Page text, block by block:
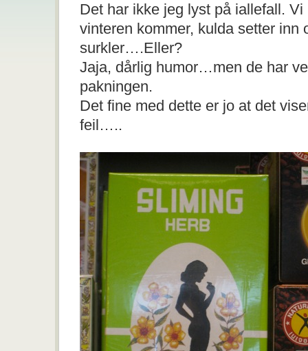
Det har ikke jeg lyst på iallefall.
vinteren kommer, kulda setter inn
surkler….Eller?
Jaja, dårlig humor…men de har
pakningen.
Det fine med dette er jo at det
feil…..